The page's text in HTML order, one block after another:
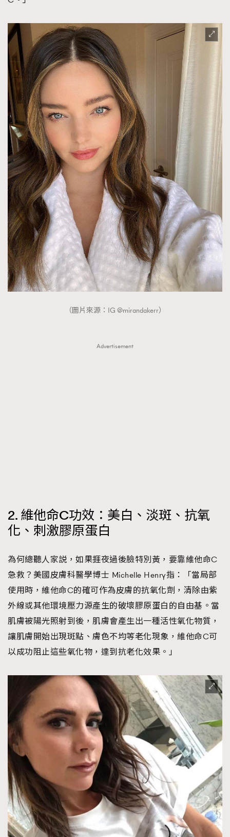
（圖片來源：IG @mirandakerr）
Advertisement
2. 維他命C功效：美白、淡斑、抗氧
化、刺激膠原蛋白
為何總聽人家説，如果捱夜過後臉特別黃，要靠維他命C
急救？美國皮膚科醫學博士 Michelle Henry指：「當局部
使用時，維他命C的確可作為皮膚的抗氧化劑，清除由紫
外線或其他環境壓力源產生的破壞膠原蛋白的自由基。當
肌膚被陽光照射到後，肌膚會產生出一種活性氧化物質，
讓肌膚開始出現斑點、膚色不均等老化現象，維他命C可
以成功阻止這些氧化物，達到抗老化效果。」